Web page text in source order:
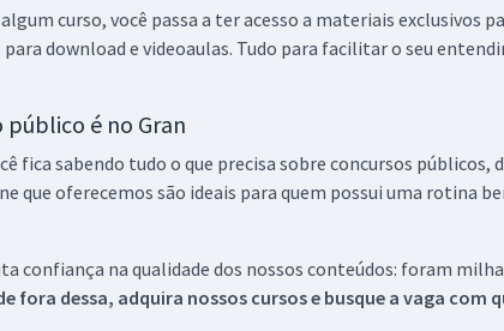
curso, você passa a ter acesso a materiais
download e videoaulas. Tudo para facilitar o seu
público é no Gran
fica sabendo tudo o que precisa sobre concursos
que oferecemos são ideais para quem possui uma rotina
confiança na qualidade dos nossos conteúdos: foram
fora dessa, adquira nossos cursos e busque a vaga